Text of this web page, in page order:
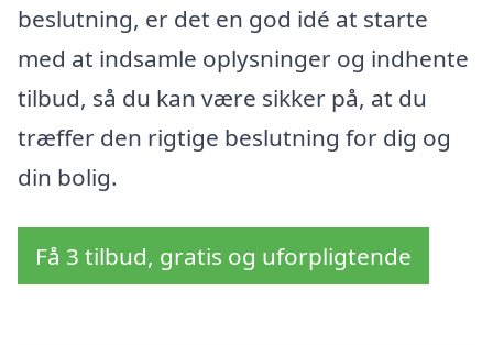
beslutning, er det en god idé at starte
med at indsamle oplysninger og indhente
tilbud, så du kan være sikker på, at du
træffer den rigtige beslutning for dig og
din bolig.
Få 3 tilbud, gratis og uforpligtende